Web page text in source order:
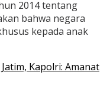
2014 tentang
bahwa negara
kepada anak
Kapolri: Amanat